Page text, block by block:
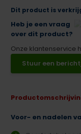
Dit product is
Heb je een vraag
over dit product?
Onze klantenservice
Stuur een
Voor- en nadelen